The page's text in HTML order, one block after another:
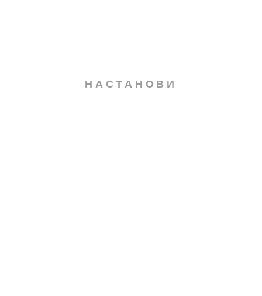
НАСТАНОВИ